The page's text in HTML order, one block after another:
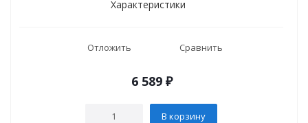
Характеристики
Отложить Сравнить
6 589₽
В корзину